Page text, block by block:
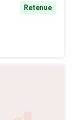
Retenue